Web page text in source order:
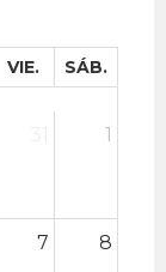
VIE. SÁB.
1
7 8